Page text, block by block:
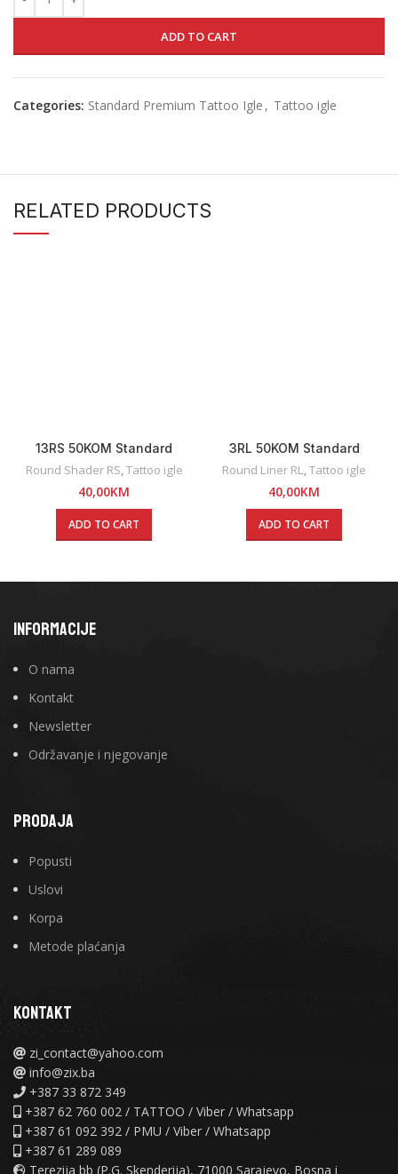
ADD TO CART
Categories: Standard Premium Tattoo Igle , Tattoo igle
RELATED PRODUCTS
13RS 50KOM Standard
Premium Round Shader
Tattoo Igle
Round Shader RS Tattoo igle
40,00KM
ADD TO CART
3RL 50KOM Standard
Premium Round Liner Tattoo
Igle
Round Liner RL Tattoo igle
40,00KM
ADD TO CART
INFORMACIJE
O nama
Kontakt
Newsletter
Održavanje i njegovanje
PRODAJA
Popusti
Uslovi
Korpa
Metode plaćanja
KONTAKT
zi_contact@yahoo.com
info@zix.ba
+387 33 872 349
+387 62 760 002 / TATTOO / Viber / Whatsapp
+387 61 092 392 / PMU / Viber / Whatsapp
+387 61 289 089
Terezija bb (P.G. Skenderija), 71000 Sarajevo, Bosna i